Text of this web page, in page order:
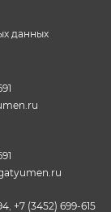
данных
, +7 (3452) 699-615